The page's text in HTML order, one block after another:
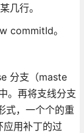
几行。
commitId。
分支（maste
。再将支线分支
式，一个个的重
用补丁的过